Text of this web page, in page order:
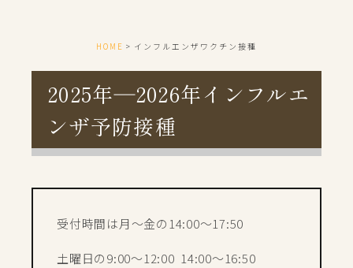
HOME インフルエンザワクチン接種
2025年―2026年インフルエ
ンザ予防接種
受付時間は月～金の14:00～17:50
土曜日の9:00～12:00 14:00～16:50